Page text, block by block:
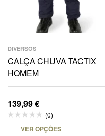
DIVERSOS
CALÇA CHUVA TACTIX
HOMEM
139,99€
(0)
VER OPÇÕES